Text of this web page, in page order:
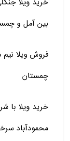
بین آمل و
فروش ویلا نیم
چمستان
خرید ویلا با
محمودآباد